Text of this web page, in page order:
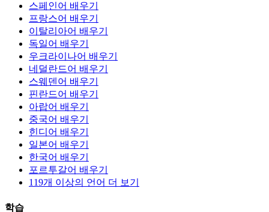
스페인어 배우기
프랑스어 배우기
이탈리아어 배우기
독일어 배우기
우크라이나어 배우기
네덜란드어 배우기
스웨덴어 배우기
핀란드어 배우기
아랍어 배우기
중국어 배우기
힌디어 배우기
일본어 배우기
한국어 배우기
포르투갈어 배우기
119개 이상의 언어 더 보기
학습